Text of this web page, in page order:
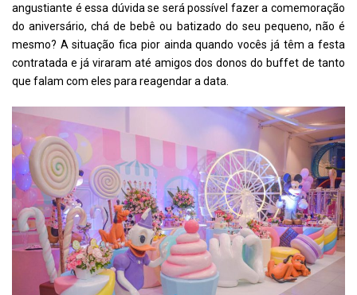
angustiante é essa dúvida se será possível fazer a comemoração
do aniversário, chá de bebê ou batizado do seu pequeno, não é
mesmo? A situação fica pior ainda quando vocês já têm a festa
contratada e já viraram até amigos dos donos do buffet de tanto
que falam com eles para reagendar a data.